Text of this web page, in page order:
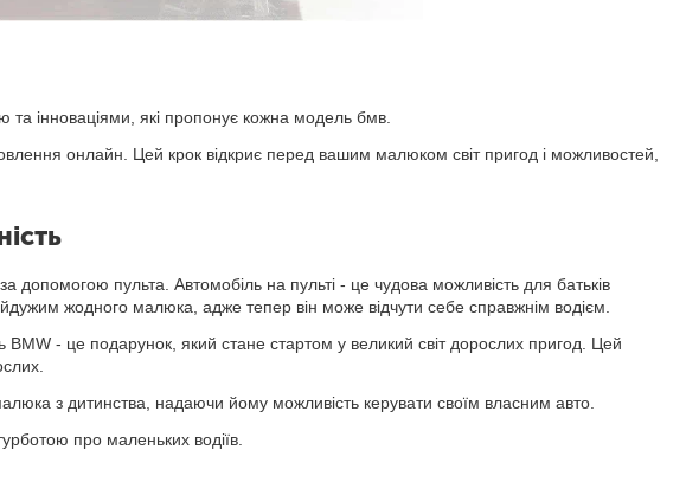
та інноваціями, які пропонує кожна модель бмв.
онлайн. Цей крок відкриє перед вашим малюком світ пригод і можливостей,
пульта. Автомобіль на пульті - це чудова можливість для батьків
жодного малюка, адже тепер він може відчути себе справжнім водієм.
- це подарунок, який стане стартом у великий світ дорослих пригод. Цей
малюка з дитинства, надаючи йому можливість керувати своїм власним авто.
про маленьких водіїв.